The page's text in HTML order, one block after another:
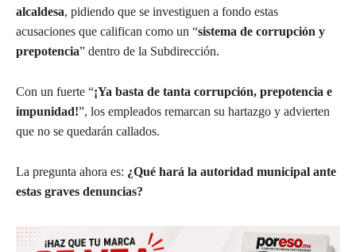
alcaldesa, pidiendo que se investiguen a fondo estas
acusaciones que califican como un “sistema de corrupción y
prepotencia” dentro de la Subdirección.
Con un fuerte “¡Ya basta de tanta corrupción, prepotencia e
impunidad!”, los empleados remarcan su hartazgo y advierten
que no se quedarán callados.
La pregunta ahora es: ¿Qué hará la autoridad municipal ante
estas graves denuncias?